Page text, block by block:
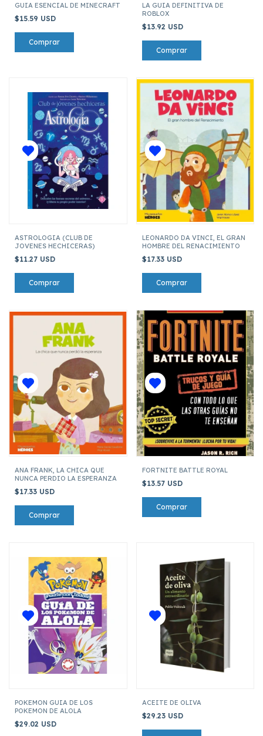
GUIA ESENCIAL DE MINECRAFT
$15.59 USD
LA GUIA DEFINITIVA DE
ROBLOX
$13.92 USD
ASTROLOGIA (CLUB DE
JOVENES HECHICERAS)
$11.27 USD
LEONARDO DA VINCI, EL GRAN
HOMBRE DEL RENACIMIENTO
$17.33 USD
ANA FRANK, LA CHICA QUE
NUNCA PERDIO LA ESPERANZA
$17.33 USD
FORTNITE BATTLE ROYAL
$13.57 USD
POKEMON GUIA DE LOS
POKEMON DE ALOLA
$29.02 USD
ACEITE DE OLIVA
$29.23 USD